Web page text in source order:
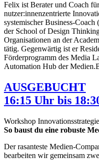
Felix ist Berater und Coach
nutzer:innenzentrierte
systemischer Business-
der School of Design
Organisationen an der
tätig. Gegenwärtig ist er
Förderprogramm des Media
Automation Hub der
AUSGEBUCHT
16:15 Uhr bis
Workshop
So baust du eine robuste
Der rasanteste Medien-
bearbeiten wir gemeinsam